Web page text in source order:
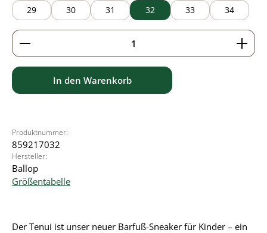
29
30 31 32 33 34
Produkt Anzahl: Gib den gewünschten Wert ein
In den Warenkorb
Produktnummer:
859217032
Hersteller:
Ballop
Größentabelle
Der Tenui ist unser neuer Barfuß-Sneaker für Kinder – ein